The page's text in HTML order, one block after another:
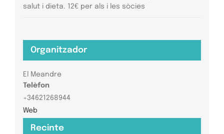
salut i dieta. 12€ per als i les sòcies
Recinte
Organitzador
El Meandre
Telèfon
+34621268944
Web